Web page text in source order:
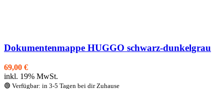
Dokumentenmappe HUGGO schwarz-dunkelgrau
69,00 €
inkl. 19% MwSt.
🟢 Verfügbar: in 3-5 Tagen bei dir Zuhause